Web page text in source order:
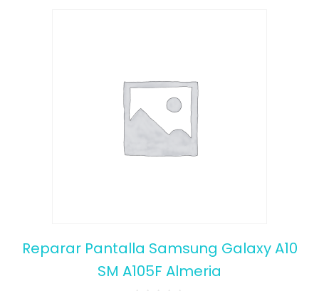
Reparar Pantalla Samsung Galaxy A10
SM A105F Almeria